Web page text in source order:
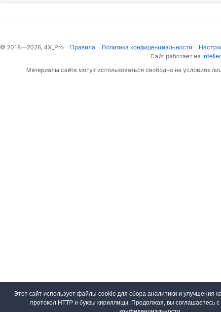
© 2018—2026, 4X_Pro Правила Политика конфиденциальности
Сайт работает на
Материалы сайта могут использоваться свободно на условиях
Этот сайт использует файлы cookie для сбора аналитики и улучшения
протокол HTTP и буквы кириллицы. Продолжая, вы соглашаетесь